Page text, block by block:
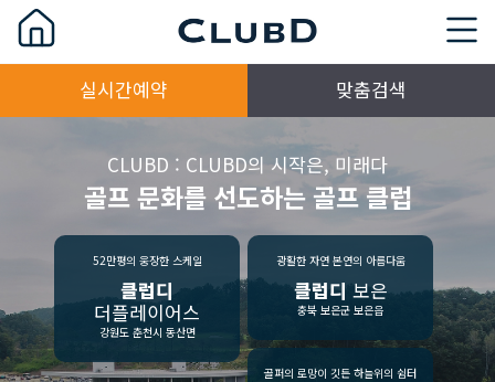
실시간예약 맞춤검색
CLUBD : CLUBD의 시작은, 미래다
골프 문화를 선도하는 골프 클럽
52만평의 웅장한 스케일
클럽디
더플레이어스
강원도 춘천시 동산면
광활한 자연 본연의 아름다움
클럽디 보은
충북 보은군 보은읍
골퍼의 로망이 깃든 하늘위의 쉼터